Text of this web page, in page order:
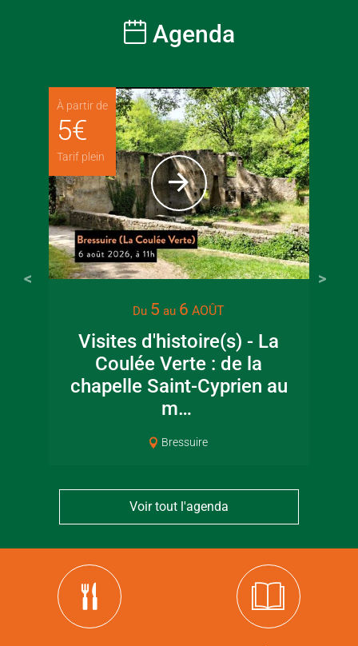
Agenda
À partir de
5€
Tarif plein
Du 5 au 6 AOÛT
Visites d'histoire(s) - La
Coulée Verte : de la
chapelle Saint-Cyprien au
m…
Bressuire
Voir tout l'agenda